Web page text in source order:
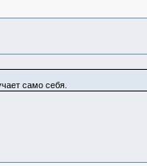
само себя.